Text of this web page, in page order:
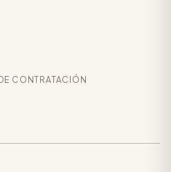
CONTRATACIÓN